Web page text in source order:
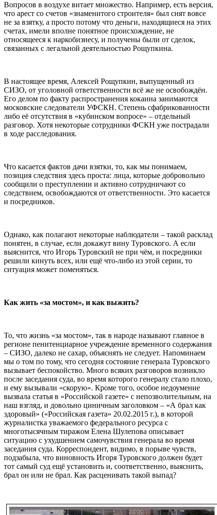
Вопросов в воздухе витает множество. Например, есть версия,
что арест со счетов «знаменитого строителя» был снят вовсе
не за взятку, а просто потому что деньги, находящиеся на этих
счетах, имели вполне понятное происхождение, не
относящееся к наркобизнесу, и получены были от сделок,
связанных с легальной деятельностью Рощупкина.
В настоящее время, Алексей Рощупкин, выпущенный из
СИЗО, от уголовной ответственности всё же не освобождён.
Его делом по факту распространения кокаина занимаются
московские следователи УФСКН. Степень сфабрикованности
либо её отсутствия в «кубинском вопросе» – отдельный
разговор. Хотя некоторые сотрудники ФСКН уже пострадали
в ходе расследования.
Что касается фактов дачи взятки, то, как мы понимаем,
позиция следствия здесь проста: лица, которые добровольно
сообщили о преступлении и активно сотрудничают со
следствием, освобождаются от ответственности. Это касается
и посредников.
Однако, как полагают некоторые наблюдатели – такой расклад
понятен, в случае, если докажут вину Туровского. А если
выяснится, что Игорь Туровский не при чём, и посредники
решили кинуть всех, или ещё что-либо из этой серии, то
ситуация может поменяться.
Как жить «за мостом», и как выжить?
То, что жизнь «за мостом», так в народе называют главное в
регионе пенитенциарное учреждение временного содержания
– СИЗО, далеко не сахар, объяснять не следует. Напоминаем
мы о том по тому, что сегодня состояние генерала Туровского
вызывает беспокойство. Много всяких разговоров возникло
после заседания суда, во время которого генералу стало плохо,
и ему вызывали «скорую». Кроме того, особое недоумение
вызвала статья в «Российской газете» с непозволительным, на
наш взгляд, и довольно циничным заголовком – «А брал как
здоровый» («Российская газета» 20.02.2015 г.), в которой
журналистка уважаемого федерального ресурса с
многотысячным тиражом Елена Шулепова описывает
ситуацию с ухудшением самочувствия генерала во время
заседания суда. Корреспондент, видимо, в порыве чувств,
подзабыла, что виновность Игоря Туровского должен будет
тот самый суд ещё установить и, соответственно, выяснить,
брал он или не брал. Как расценивать такой выпад?